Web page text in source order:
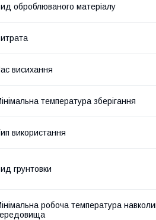
оброблюваного матеріалу
висихання
температура зберігання
використання
грунтовки
робоча температура